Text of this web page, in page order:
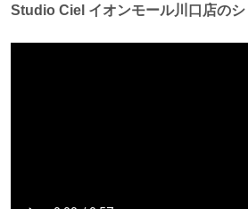
コンセプトはHave it your way. -
Studio Ciel イオンモール川口店の